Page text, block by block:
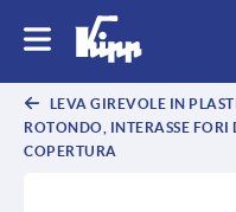
LEVA GIREVOLE IN
ROTONDO, INTERASSE
COPERTURA